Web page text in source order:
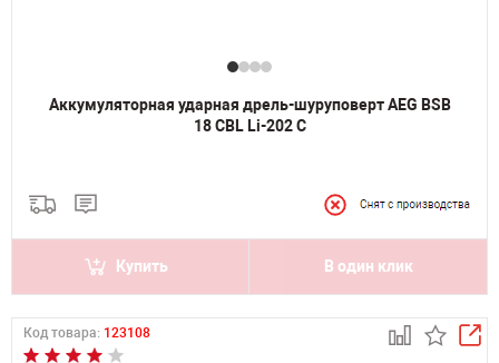
Аккумуляторная ударная дрель-шуруповерт AEG BSB
18 CBL Li-202 C
Купить В один клик
Код товара: 123108